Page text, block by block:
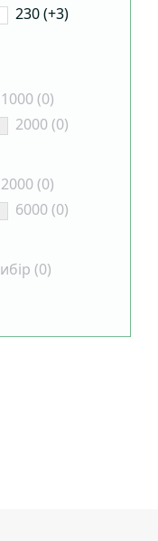
230 (+3)
1000 (0)
2000 (0)
2000 (0)
6000 (0)
(0)